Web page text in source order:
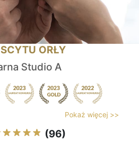
ORŁY
Studio A
Pokaż więcej >>
(96)